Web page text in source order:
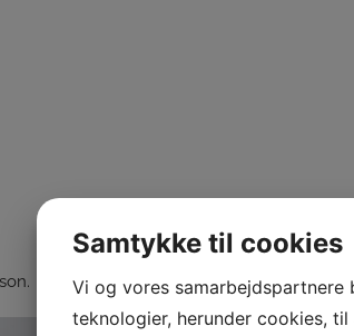
Samtykke til cookies
Vi og vores samarbejdspartnere
teknologier, herunder cookies, til